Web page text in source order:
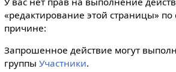
«редактирование этой страницы»
причине:
Запрошенное действие могут
группы Участники.